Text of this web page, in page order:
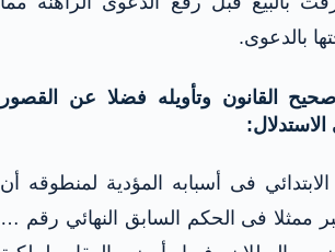
بالدعوى.
القانون وتأويله فضلا عن القصور
فى أسبابه المؤدية لمنطوقه أن
ممثلا فى الحكم السابق النهائي رقم …